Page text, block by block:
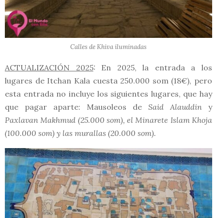
Calles de Khiva iluminadas
ACTUALIZACIÓN 2025: En 2025, la entrada a los
lugares de Itchan Kala cuesta 250.000 som (18€), pero
esta entrada no incluye los siguientes lugares, que hay
que pagar aparte: Mausoleos de Said Alauddin y
Paxlavan Makhmud (25.000 som), el Minarete Islam Khoja
(100.000 som) y las murallas (20.000 som).